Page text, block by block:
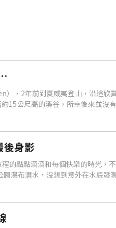
，2年前到夏威夷登山，沿途欣
15公尺高的溪谷，所幸後來並沒
後身影
的點點滴滴和每個快樂的時光，
瀑布潛水，沒想到意外在水底發